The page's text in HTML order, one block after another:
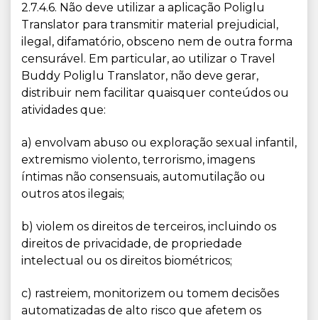
2.7.4.6. Não deve utilizar a aplicação Poliglu
Translator para transmitir material prejudicial,
ilegal, difamatório, obsceno nem de outra forma
censurável. Em particular, ao utilizar o Travel
Buddy Poliglu Translator, não deve gerar,
distribuir nem facilitar quaisquer conteúdos ou
atividades que:
a) envolvam abuso ou exploração sexual infantil,
extremismo violento, terrorismo, imagens
íntimas não consensuais, automutilação ou
outros atos ilegais;
b) violem os direitos de terceiros, incluindo os
direitos de privacidade, de propriedade
intelectual ou os direitos biométricos;
c) rastreiem, monitorizem ou tomem decisões
automatizadas de alto risco que afetem os